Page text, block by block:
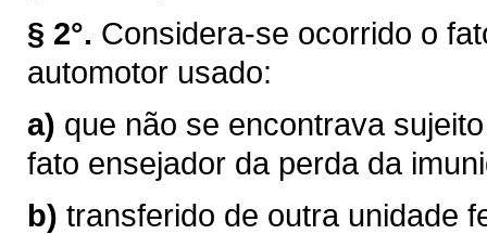
§ 2°. Considera-se ocorrido o
automotor usado:
a) que não se encontrava
fato ensejador da perda da
b) transferido de outra unidade